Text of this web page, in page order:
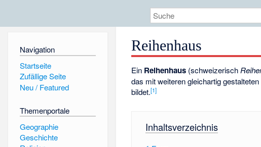
Navigation
Startseite
Zufällige Seite
Neu / Featured
Themenportale
Geographie
Geschichte
Reihenhaus
Ein Reihenhaus (schweizerisch
das mit weiteren gleichartig
bildet.[1]
Inhaltsverzeichnis